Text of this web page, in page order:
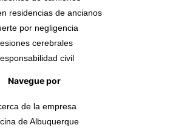
residencias de ancianos
por negligencia
cerebrales
civil
Navegue por
de la empresa
de Albuquerque